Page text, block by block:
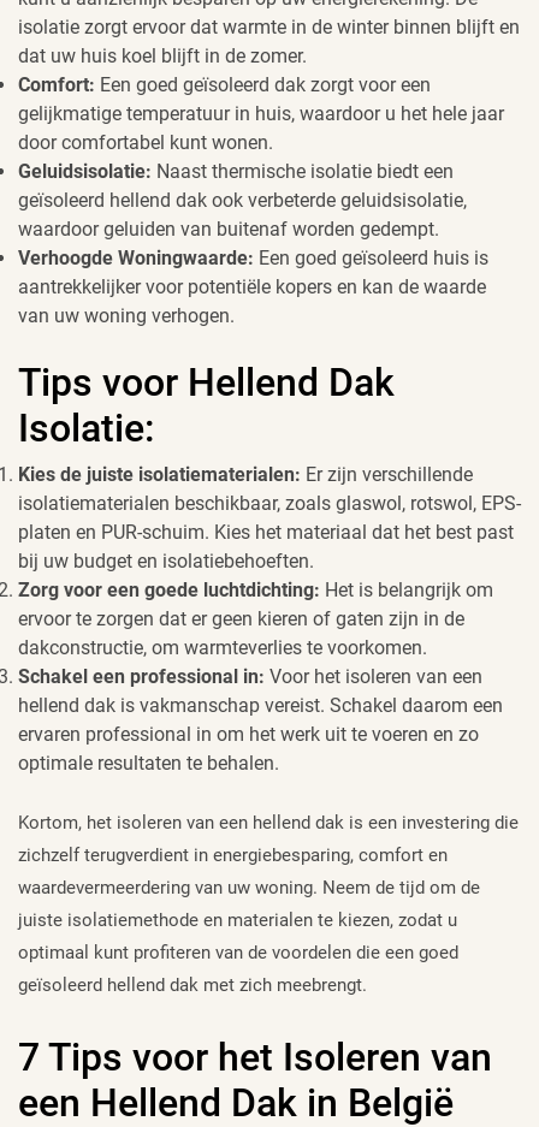
isolatie zorgt ervoor dat warmte in de winter binnen blijft en
dat uw huis koel blijft in de zomer.
Comfort: Een goed geïsoleerd dak zorgt voor een
gelijkmatige temperatuur in huis, waardoor u het hele jaar
door comfortabel kunt wonen.
Geluidsisolatie: Naast thermische isolatie biedt een
geïsoleerd hellend dak ook verbeterde geluidsisolatie,
waardoor geluiden van buitenaf worden gedempt.
Verhoogde Woningwaarde: Een goed geïsoleerd huis is
aantrekkelijker voor potentiële kopers en kan de waarde
van uw woning verhogen.
Tips voor Hellend Dak
Isolatie:
Kies de juiste isolatiematerialen: Er zijn verschillende
isolatiematerialen beschikbaar, zoals glaswol, rotswol, EPS-
platen en PUR-schuim. Kies het materiaal dat het best past
bij uw budget en isolatiebehoeften.
Zorg voor een goede luchtdichting: Het is belangrijk om
ervoor te zorgen dat er geen kieren of gaten zijn in de
dakconstructie, om warmteverlies te voorkomen.
Schakel een professional in: Voor het isoleren van een
hellend dak is vakmanschap vereist. Schakel daarom een
ervaren professional in om het werk uit te voeren en zo
optimale resultaten te behalen.
Kortom, het isoleren van een hellend dak is een investering die
zichzelf terugverdient in energiebesparing, comfort en
waardevermeerdering van uw woning. Neem de tijd om de
juiste isolatiemethode en materialen te kiezen, zodat u
optimaal kunt profiteren van de voordelen die een goed
geïsoleerd hellend dak met zich meebrengt.
7 Tips voor het Isoleren van
een Hellend Dak in België